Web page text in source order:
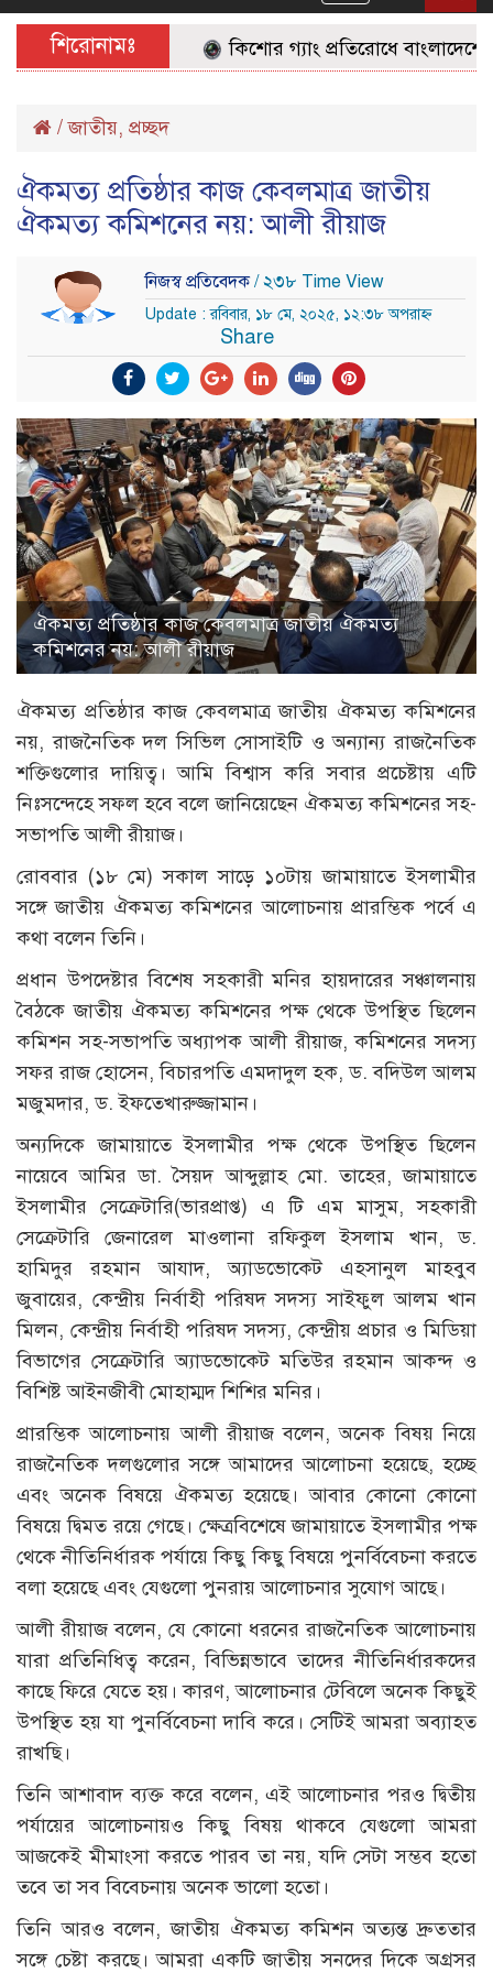
navigation
শিরোনামঃ কিশোর গ্যাং প্রতিরোধে
/জাতীয়, প্রচ্ছদ
ঐকমত্য প্রতিষ্ঠার কাজ কেবলমাত্র জাতীয়
ঐকমত্য কমিশনের নয়: আলী রীয়াজ
নিজস্ব প্রতিবেদক/ ২৩৮ Time View
Update : রবিবার, ১৮ মে, ২০২৫, ১২:৩৮ অপরাহ্ন
Share
ঐকমত্য প্রতিষ্ঠার কাজ কেবলমাত্র জাতীয় ঐকমত্য
কমিশনের নয়: আলী রীয়াজ
ঐকমত্য প্রতিষ্ঠার কাজ কেবলমাত্র জাতীয় ঐকমত্য কমিশনের
নয়, রাজনৈতিক দল সিভিল সোসাইটি ও অন্যান্য রাজনৈতিক
শক্তিগুলোর দায়িত্ব। আমি বিশ্বাস করি সবার প্রচেষ্টায় এটি
নিঃসন্দেহে সফল হবে বলে জানিয়েছেন ঐকমত্য কমিশনের সহ-
সভাপতি আলী রীয়াজ।
রোববার (১৮ মে) সকাল সাড়ে ১০টায় জামায়াতে ইসলামীর
সঙ্গে জাতীয় ঐকমত্য কমিশনের আলোচনায় প্রারম্ভিক পর্বে এ
কথা বলেন তিনি।
প্রধান উপদেষ্টার বিশেষ সহকারী মনির হায়দারের সঞ্চালনায়
বৈঠকে জাতীয় ঐকমত্য কমিশনের পক্ষ থেকে উপস্থিত ছিলেন
কমিশন সহ-সভাপতি অধ্যাপক আলী রীয়াজ, কমিশনের সদস্য
সফর রাজ হোসেন, বিচারপতি এমদাদুল হক, ড. বদিউল আলম
মজুমদার, ড. ইফতেখারুজ্জামান।
অন্যদিকে জামায়াতে ইসলামীর পক্ষ থেকে উপস্থিত ছিলেন
নায়েবে আমির ডা. সৈয়দ আব্দুল্লাহ মো. তাহের, জামায়াতে
ইসলামীর সেক্রেটারি(ভারপ্রাপ্ত) এ টি এম মাসুম, সহকারী
সেক্রেটারি জেনারেল মাওলানা রফিকুল ইসলাম খান, ড.
হামিদুর রহমান আযাদ, অ্যাডভোকেট এহসানুল মাহবুব
জুবায়ের, কেন্দ্রীয় নির্বাহী পরিষদ সদস্য সাইফুল আলম খান
মিলন, কেন্দ্রীয় নির্বাহী পরিষদ সদস্য, কেন্দ্রীয় প্রচার ও মিডিয়া
বিভাগের সেক্রেটারি অ্যাডভোকেট মতিউর রহমান আকন্দ ও
বিশিষ্ট আইনজীবী মোহাম্মদ শিশির মনির।
প্রারম্ভিক আলোচনায় আলী রীয়াজ বলেন, অনেক বিষয় নিয়ে
রাজনৈতিক দলগুলোর সঙ্গে আমাদের আলোচনা হয়েছে, হচ্ছে
এবং অনেক বিষয়ে ঐকমত্য হয়েছে। আবার কোনো কোনো
বিষয়ে দ্বিমত রয়ে গেছে। ক্ষেত্রবিশেষে জামায়াতে ইসলামীর পক্ষ
থেকে নীতিনির্ধারক পর্যায়ে কিছু কিছু বিষয়ে পুনর্বিবেচনা করতে
বলা হয়েছে এবং যেগুলো পুনরায় আলোচনার সুযোগ আছে।
আলী রীয়াজ বলেন, যে কোনো ধরনের রাজনৈতিক আলোচনায়
যারা প্রতিনিধিত্ব করেন, বিভিন্নভাবে তাদের নীতিনির্ধারকদের
কাছে ফিরে যেতে হয়। কারণ, আলোচনার টেবিলে অনেক কিছুই
উপস্থিত হয় যা পুনর্বিবেচনা দাবি করে। সেটিই আমরা অব্যাহত
রাখছি।
তিনি আশাবাদ ব্যক্ত করে বলেন, এই আলোচনার পরও দ্বিতীয়
পর্যায়ের আলোচনায়ও কিছু বিষয় থাকবে যেগুলো আমরা
আজকেই মীমাংসা করতে পারব তা নয়, যদি সেটা সম্ভব হতো
তবে তা সব বিবেচনায় অনেক ভালো হতো।
তিনি আরও বলেন, জাতীয় ঐকমত্য কমিশন অত্যন্ত দ্রুততার
সঙ্গে চেষ্টা করছে। আমরা একটি জাতীয় সনদের দিকে অগ্রসর